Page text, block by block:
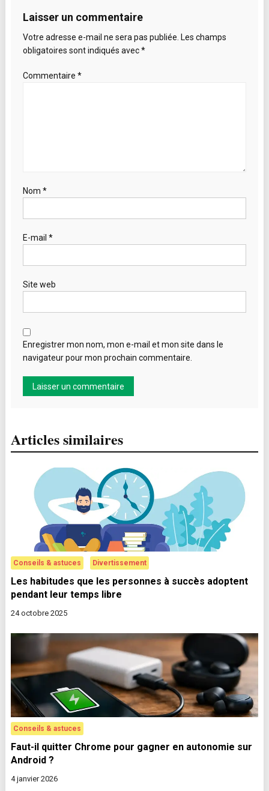
l’article
Laisser un commentaire
Votre adresse e-mail ne sera pas publiée. Les champs
obligatoires sont indiqués avec*
Commentaire *
Nom *
E-mail *
Site web
Enregistrer mon nom, mon e-mail et mon site dans le
navigateur pour mon prochain commentaire.
Articles similaires
Conseils & astuces Divertissement
Les habitudes que les personnes à succès adoptent
pendant leur temps libre
24 octobre 2025
Conseils & astuces
Faut-il quitter Chrome pour gagner en autonomie sur
Android ?
4 janvier 2026